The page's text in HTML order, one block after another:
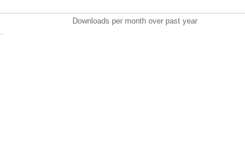
Downloads per month over past year